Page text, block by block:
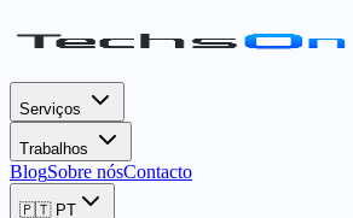
Serviços
Trabalhos
BlogSobre nósContacto
🇵🇹 PT